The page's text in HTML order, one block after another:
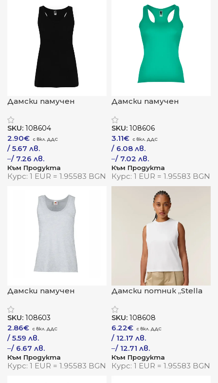
Дамски памучен
SKU: 108604
2.90€
/ 5.67 лв.
–/ 7.26 лв.
Към Продукта
Курс: 1 EUR = 1.95583 BGN
Дамски памучен
SKU: 108606
3.11€
/ 6.08 лв.
–/ 7.02 лв.
Към Продукта
Курс: 1 EUR = 1.95583 BGN
Дамски памучен
VALUEWEIGHT VEST“
SKU: 108603
2.86€
/ 5.59 лв.
–/ 6.67 лв.
Към Продукта
Курс: 1 EUR = 1.95583 BGN
Дамски потник „Stella
SKU: 108608
6.22€
/ 12.17 лв.
–/ 12.71 лв.
Към Продукта
Курс: 1 EUR = 1.95583 BGN